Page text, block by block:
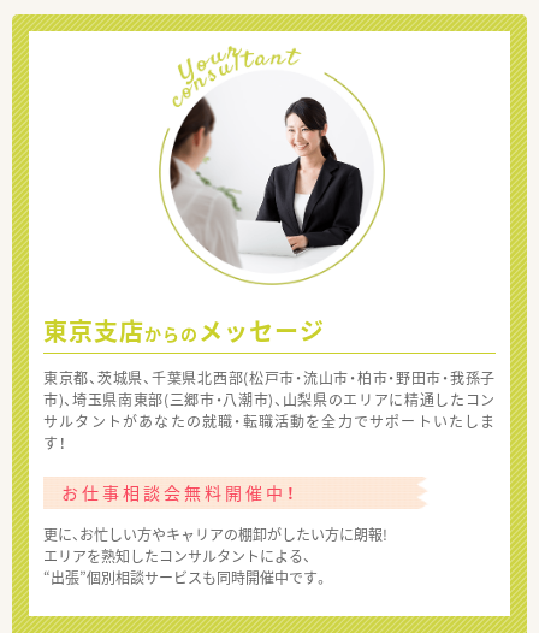
東京支店からの メッセージ
東京都、茨城県、千葉県北西部(松戸市・流山市・柏市・野田市・我孫子
市)、埼玉県南東部(三郷市・八潮市)、山梨県のエリアに精通したコン
サルタントがあなたの就職・転職活動を全力でサポートいたしま
す！
お仕事相談会無料開催中！
更に、お忙しい方やキャリアの棚卸がしたい方に朗報!
エリアを熟知したコンサルタントによる、
“出張”個別相談サービスも同時開催中です。